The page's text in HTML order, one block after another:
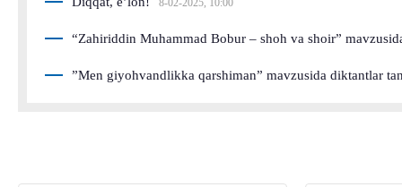
“Zahiriddin Muhammad Bobur – shoh va shoir”
”Men giyohvandlikka qarshiman” mavzusida diktantlar